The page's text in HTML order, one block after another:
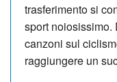
trasferimento si
sport noiosissimo.
canzoni sul
raggiungere un